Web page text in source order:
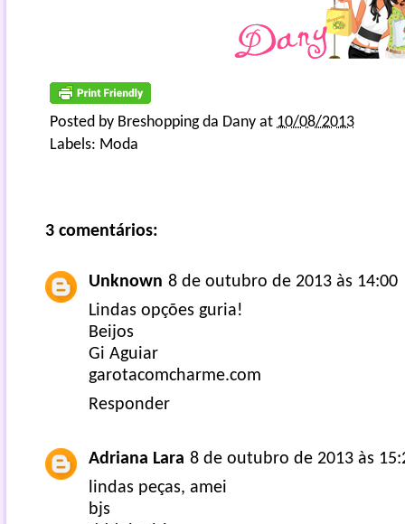
Posted by Breshopping da Dany at 10/08/2013
Labels: Moda
3 comentários:
Unknown 8 de outubro de 2013 às 14:00
Lindas opções guria!
Beijos
Gi Aguiar
garotacomcharme.com
Responder
Adriana Lara 8 de outubro de 2013 às
lindas peças, amei
bjs